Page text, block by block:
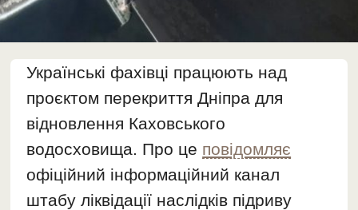
Українські фахівці працюють над
проєктом перекриття Дніпра для
відновлення Каховського
водосховища. Про це повідомляє
офіційний інформаційний канал
штабу ліквідації наслідків підриву